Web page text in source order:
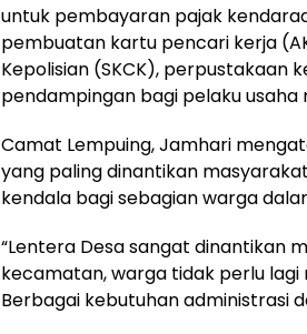
untuk pembayaran pajak
pembuatan kartu pencari kerja
Kepolisian (SKCK), perpustakaan
pendampingan bagi pelaku usaha
Camat Lempuing, Jamhari
yang paling dinantikan
kendala bagi sebagian warga
“Lentera Desa sangat dinantikan
kecamatan, warga tidak perlu lagi
Berbagai kebutuhan administrasi